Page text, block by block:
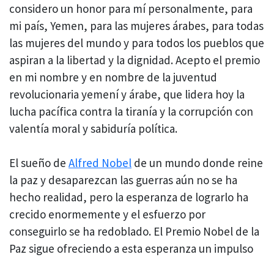
considero un honor para mí personalmente, para
mi país, Yemen, para las mujeres árabes, para todas
las mujeres del mundo y para todos los pueblos que
aspiran a la libertad y la dignidad. Acepto el premio
en mi nombre y en nombre de la juventud
revolucionaria yemení y árabe, que lidera hoy la
lucha pacífica contra la tiranía y la corrupción con
valentía moral y sabiduría política.
El sueño de Alfred Nobel de un mundo donde reine
la paz y desaparezcan las guerras aún no se ha
hecho realidad, pero la esperanza de lograrlo ha
crecido enormemente y el esfuerzo por
conseguirlo se ha redoblado. El Premio Nobel de la
Paz sigue ofreciendo a esta esperanza un impulso